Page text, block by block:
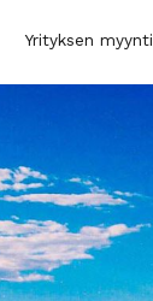
Yrityksen myynti